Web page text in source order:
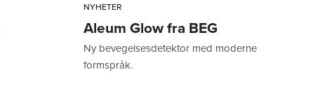
NYHETER
Aleum Glow fra BEG
Ny bevegelsesdetektor med moderne
formspråk.